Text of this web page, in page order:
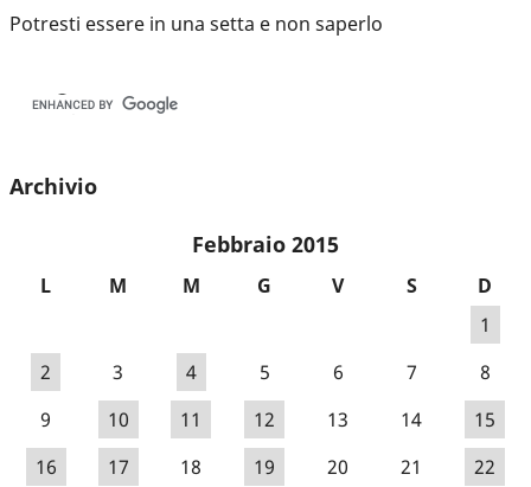
Potresti essere in una setta e non saperlo
Archivio
Febbraio 2015
L M M G V S
D
1
2
3 4 5 6 7
8
9
10 11 12 13 14
15
16
17 18 19 20 21
22